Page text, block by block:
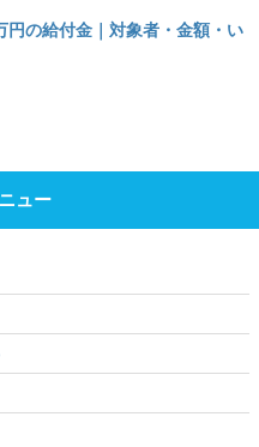
円の給付金｜対象者・金額・い
ュー